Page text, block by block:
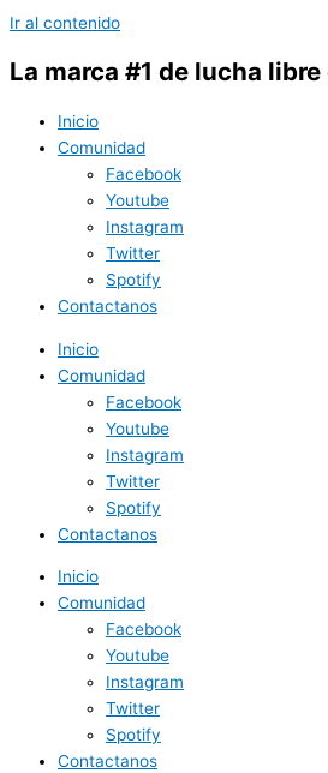
Ir al contenido
La marca #1 de lucha
Inicio
Comunidad
Facebook
Youtube
Instagram
Twitter
Spotify
Contactanos
Inicio
Comunidad
Facebook
Youtube
Instagram
Twitter
Spotify
Contactanos
Inicio
Comunidad
Facebook
Youtube
Instagram
Twitter
Spotify
Contactanos